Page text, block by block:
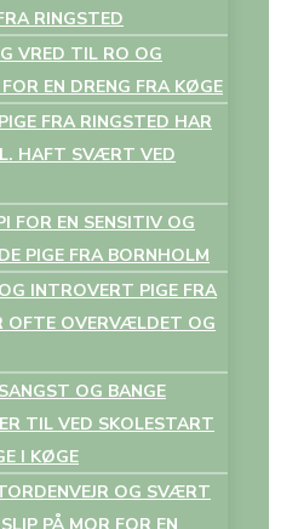
RINGSTED
VRED TIL RO OG
EN DRENG FRA KØGE
FRA RINGSTED HAR
HAFT SVÆRT VED
FOR EN SENSITIV OG
PIGE FRA BORNHOLM
INTROVERT PIGE FRA
OFTE OVERVÆLDET OG
OG BANGE
TIL VED SKOLESTART
I KØGE
OG SVÆRT